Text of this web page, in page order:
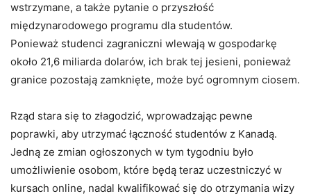
wstrzymane, a także pytanie o przyszłość
międzynarodowego programu dla studentów.
Ponieważ studenci zagraniczni wlewają w gospodarkę
około 21,6 miliarda dolarów, ich brak tej jesieni, ponieważ
granice pozostają zamknięte, może być ogromnym ciosem.
Rząd stara się to złagodzić, wprowadzając pewne
poprawki, aby utrzymać łączność studentów z Kanadą.
Jedną ze zmian ogłoszonych w tym tygodniu było
umożliwienie osobom, które będą teraz uczestniczyć w
kursach online, nadal kwalifikować się do otrzymania wizy